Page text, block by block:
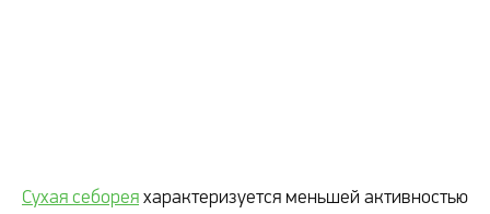
Сухая себорея характеризуется меньшей активностью